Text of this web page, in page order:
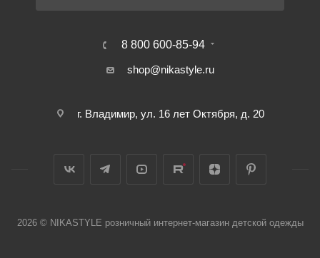
8 800 600-85-94
shop@nikastyle.ru
г. Владимир, ул. 16 лет Октября, д. 20
2026 © NIKASTYLE розничный интернет-магазин детской одежды